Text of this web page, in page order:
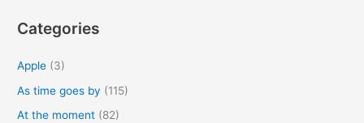
fCategories
Apple (3)
As time goes by (115)
At the moment (82)